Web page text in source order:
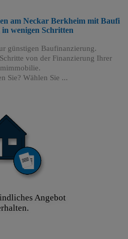
am Neckar Berkheim mit Baufi
in wenigen Schritten
günstigen Baufinanzierung.
von der Finanzierung Ihrer
Sie? Wählen Sie ...
Angebot